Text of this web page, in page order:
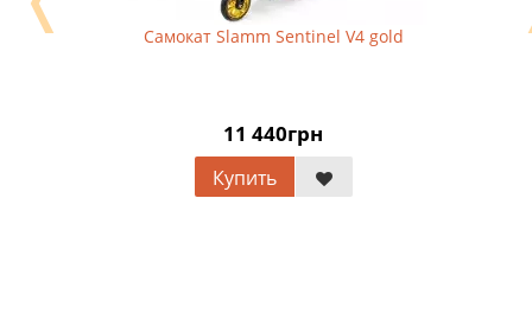
Самокат Slamm Sentinel V4 gold
11 440грн
Купить